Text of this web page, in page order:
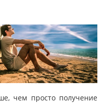
чем просто получение